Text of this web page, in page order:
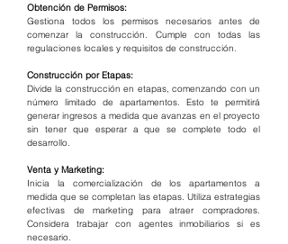
Obtención de Permisos:
Gestiona todos los permisos necesarios antes de
comenzar la construcción. Cumple con todas las
regulaciones locales y requisitos de construcción.
Construcción por Etapas:
Divide la construcción en etapas, comenzando con un
número limitado de apartamentos. Esto te permitirá
generar ingresos a medida que avanzas en el proyecto
sin tener que esperar a que se complete todo el
desarrollo.
Venta y Marketing:
Inicia la comercialización de los apartamentos a
medida que se completan las etapas. Utiliza estrategias
efectivas de marketing para atraer compradores.
Considera trabajar con agentes inmobiliarios si es
necesario.